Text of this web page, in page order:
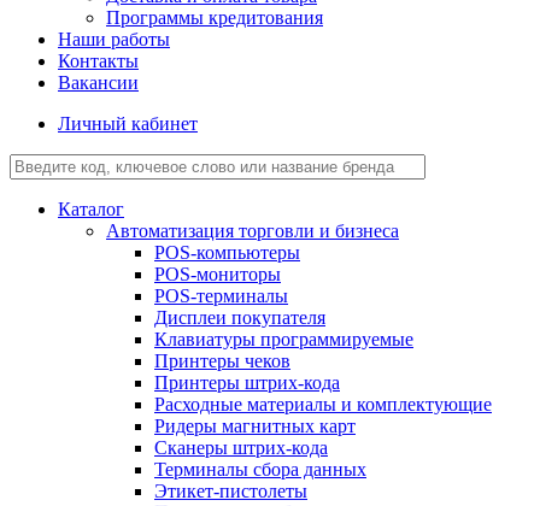
Программы кредитования
Наши работы
Контакты
Вакансии
Личный кабинет
Каталог
Автоматизация торговли и бизнеса
POS-компьютеры
POS-мониторы
POS-терминалы
Дисплеи покупателя
Клавиатуры программируемые
Принтеры чеков
Принтеры штрих-кода
Расходные материалы и комплектующие
Ридеры магнитных карт
Сканеры штрих-кода
Терминалы сбора данных
Этикет-пистолеты